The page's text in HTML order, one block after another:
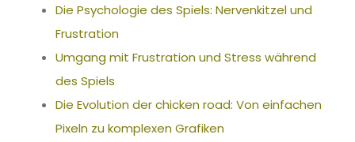
Die Psychologie des Spiels: Nervenkitzel und
Frustration
Umgang mit Frustration und Stress während
des Spiels
Die Evolution der chicken road: Von einfachen
Pixeln zu komplexen Grafiken